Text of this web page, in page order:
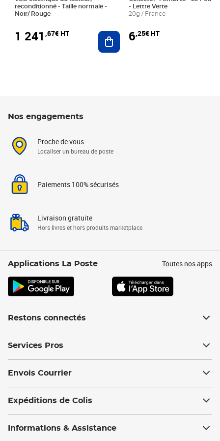
reconditionné - Taille normale -
Noir/ Rouge
1 241 ,67€ HT Ajouter au panier
- Lettre Verte
20g / France
6,25€ HT
Nos engagements
Proche de vous
Localiser un bureau de poste
Paiements 100% sécurisés
Livraison gratuite
Hors livres et hors produits marketplace
Applications La Poste Toutes nos apps
Restons connectés
Services Pros
Envois Courrier
Expéditions de Colis
Informations & Assistance